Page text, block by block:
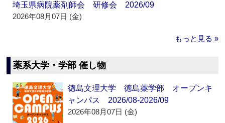
埼玉県病院薬剤師会 研修会 2026/09
2026年08月07日 (金)
もっと見る »
薬系大学・学部 催し物
徳島文理大学 徳島薬学部 オープンキ
ャンパス 2026/08-2026/09
2026年08月07日 (金)